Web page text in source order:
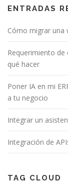
ENTRADAS
Cómo migrar una
Requerimiento
qué hacer
Poner IA en mi
a tu negocio
Integrar un
Integración de
TAG CLOUD